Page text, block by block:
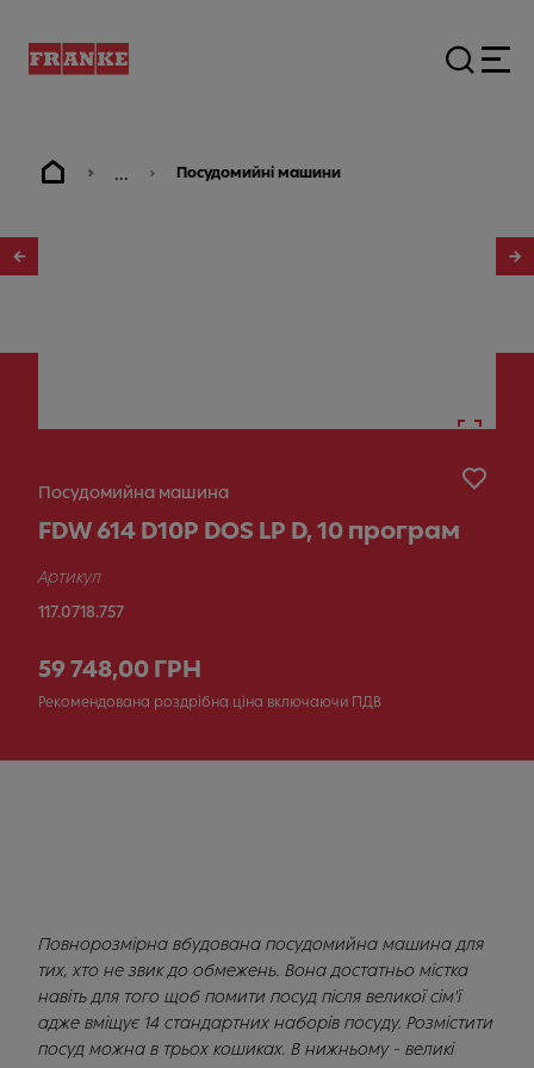
... Посудомийні машини
Посудомийна машина
FDW 614 D10P DOS LP D, 10 програм
Артикул
117.0718.757
59 748,00 ГРН
Рекомендована роздрібна ціна включаючи ПДВ
Повнорозмірна вбудована посудомийна машина для
тих, хто не звик до обмежень. Вона достатньо містка
навіть для того щоб помити посуд після великої сім'ї
адже вміщує 14 стандартних наборів посуду. Розмістити
посуд можна в трьох кошиках. В нижньому - великі